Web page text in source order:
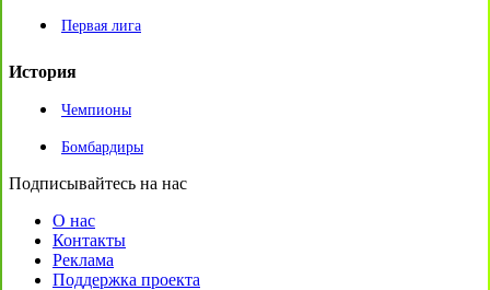
Первая лига
История
Чемпионы
Бомбардиры
Подписывайтесь на нас
О нас
Контакты
Реклама
Поддержка проекта